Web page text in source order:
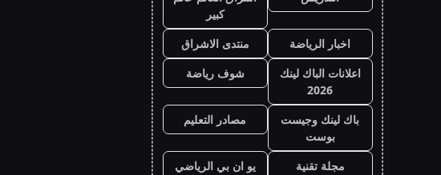
كبير
اخبار الرياضة
منتدى الاشراق
اعلانات الباك لينك
2026
شوف رياضة
باك لينك وجيست
بوست
مصادر التعليم
مجلة تقنية
يو ان بي الرياضي